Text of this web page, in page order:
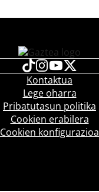
Kontaktua
Lege oharra
Pribatutasun politika
Cookien erabilera
Cookien konfigurazioa